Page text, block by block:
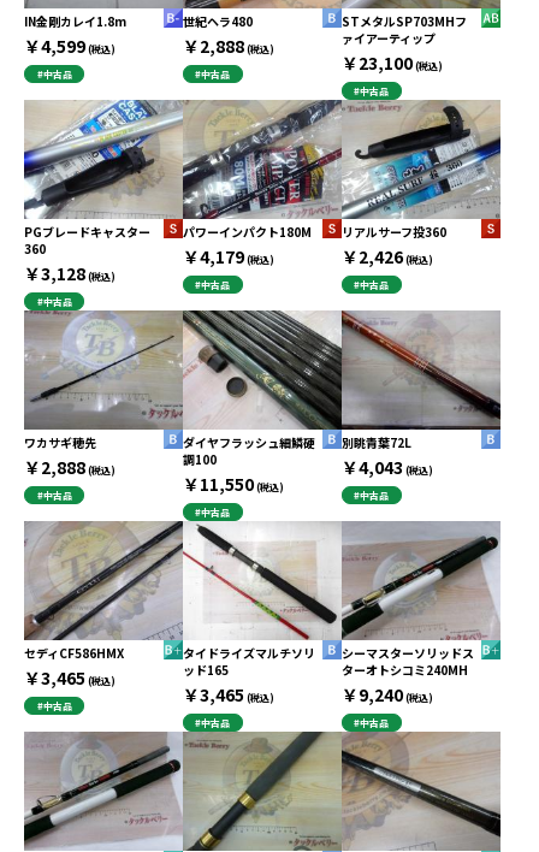
IN金剛カレイ1.8m
￥4,599(税込)
#中古品
世紀ヘラ480
￥2,888(税込)
#中古品
STメタルSP703MHフ
ァイアーティップ
￥23,100(税込)
#中古品
PGブレードキャスター
360
￥3,128(税込)
#中古品
パワーインパクト180M
￥4,179(税込)
#中古品
リアルサーフ投360
￥2,426(税込)
#中古品
ワカサギ穂先
￥2,888(税込)
#中古品
ダイヤフラッシュ細鱗硬
調100
￥11,550(税込)
#中古品
別眺青葉72L
￥4,043 (税込)
#中古品
セディCF586HMX
￥3,465 (税込)
#中古品
タイドライズマルチソリ
ッド165
￥3,465 (税込)
#中古品
シーマスターソリッドス
ターオトシコミ240MH
￥9,240(税込)
#中古品